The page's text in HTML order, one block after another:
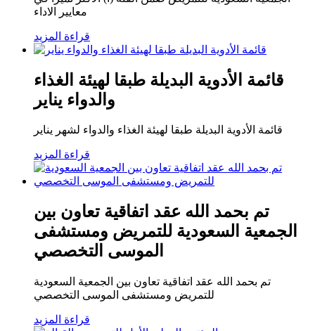
معايير الاداء
قراءة المزيد
قائمة الأدوية البديلة طبقا لهيئة الغذاء
والدواء يناير
قائمة الأدوية البديلة طبقا لهيئة الغذاء والدواء لشهر يناير
قراءة المزيد
تم بحمد الله عقد اتفاقية تعاون بين
الجمعية السعودية للتمريض ومستشفى
الموسى التخصصي
تم بحمد الله عقد اتفاقية تعاون بين الجمعية السعودية
للتمريض ومستشفى الموسى التخصصي
قراءة المزيد